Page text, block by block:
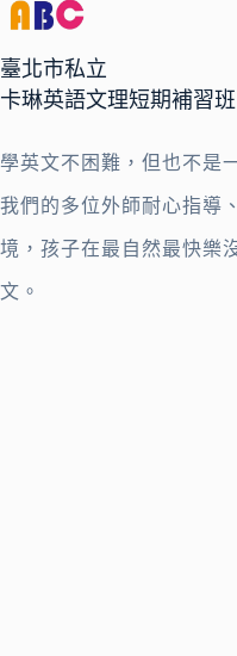
臺北市私立
卡琳英語文理短期補習班
學英文不困難，但也不是
我們的多位外師耐心指導
境，孩子在最自然最快樂
文。